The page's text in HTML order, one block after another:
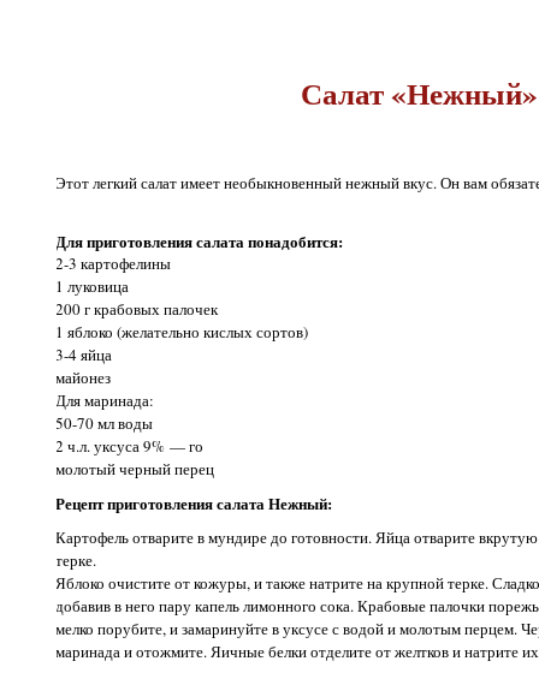
Салат «Нежный»
Этот легкий салат имеет необыкновенный нежный вкус. Он вам
Для приготовления салата понадобится:
2-3 картофелины
1 луковица
200 г крабовых палочек
1 яблоко (желательно кислых сортов)
3-4 яйца
майонез
Для маринада:
50-70 мл воды
2 ч.л. уксуса 9% — го
молотый черный перец
Рецепт приготовления салата Нежный:
Картофель отварите в мундире до готовности. Яйца отварите
терке.
Яблоко очистите от кожуры, и также натрите на крупной терке.
добавив в него пару капель лимонного сока. Крабовые палочки
мелко порубите, и замаринуйте в уксусе с водой и молотым перцем.
маринада и отожмите. Яичные белки отделите от желтков и натрите